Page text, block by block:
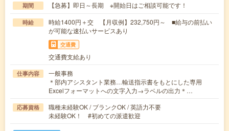
期間 【急募】即日～長期 ※開始日はご相談可能です！
時給
時給1400円＋交 【月収例】232,750円～ ■給与の前払い
が可能な速払いサービスあり
交通費
交通費支給あり
仕事内容
一般事務
＊部内アシスタント業務…輸送指示書をもとにした専用
Excelフォーマットへの文字入力→ラベルの出力＊…
応募資格
職種未経験OK / ブランクOK / 英語力不要
未経験OK！ #初めての派遣歓迎